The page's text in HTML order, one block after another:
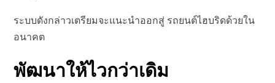
ระบบดังกล่าวเตรียมจะแนะนำออกสู่ รถยนต์ไฮบริดด้วยใน
อนาคต
พัฒนาให้ไวกว่าเดิม